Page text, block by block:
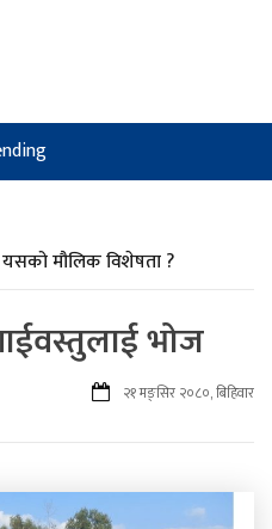
मौलिक विशेषता ?
भोज
२१ मङ्सिर २०८०, बिहिवार